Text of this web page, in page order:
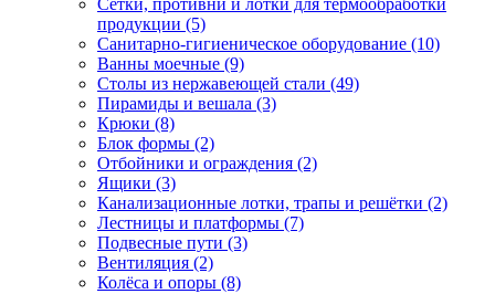
продукции (5)
Санитарно-гигиеническое оборудование (10)
Ванны моечные (9)
Столы из нержавеющей стали (49)
Пирамиды и вешала (3)
Крюки (8)
Блок формы (2)
Отбойники и ограждения (2)
Ящики (3)
Канализационные лотки, трапы и решётки (2)
Лестницы и платформы (7)
Подвесные пути (3)
Вентиляция (2)
Колёса и опоры (8)